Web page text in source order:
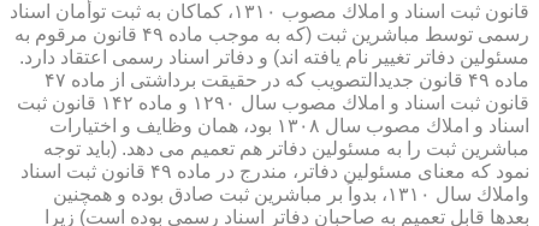
قانون ثبت اسناد و املاك مصوب ۱۳۱۰، كماكان به ثبت توأمان اسناد
رسمی توسط مباشرین ثبت (كه به موجب ماده ۴۹ قانون مرقوم به
مسئولین دفاتر تغییر نام یافته اند) و دفاتر اسناد رسمی اعتقاد دارد.
ماده ۴۹ قانون جدیدالتصویب كه در حقیقت برداشتی از ماده ۴۷
قانون ثبت اسناد و املاك مصوب سال ۱۲۹۰ و ماده ۱۴۲ قانون ثبت
اسناد و املاك مصوب سال ۱۳۰۸ بود، همان وظایف و اختیارات
مباشرین ثبت را به مسئولین دفاتر هم تعمیم می دهد. (باید توجه
نمود كه معنای مسئولین دفاتر، مندرج در ماده ۴۹ قانون ثبت اسناد
واملاك سال ۱۳۱۰، بدواً بر مباشرین ثبت صادق بوده و همچنین
بعدها قابل تعمیم به صاحبان دفاتر اسناد رسمی بوده است) زیرا